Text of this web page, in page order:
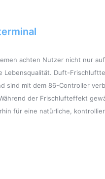
achten Nutzer nicht nur
Lebensqualität. Duft-
sind mit dem 86-Controller
der Frischlufteffekt
für eine natürliche,